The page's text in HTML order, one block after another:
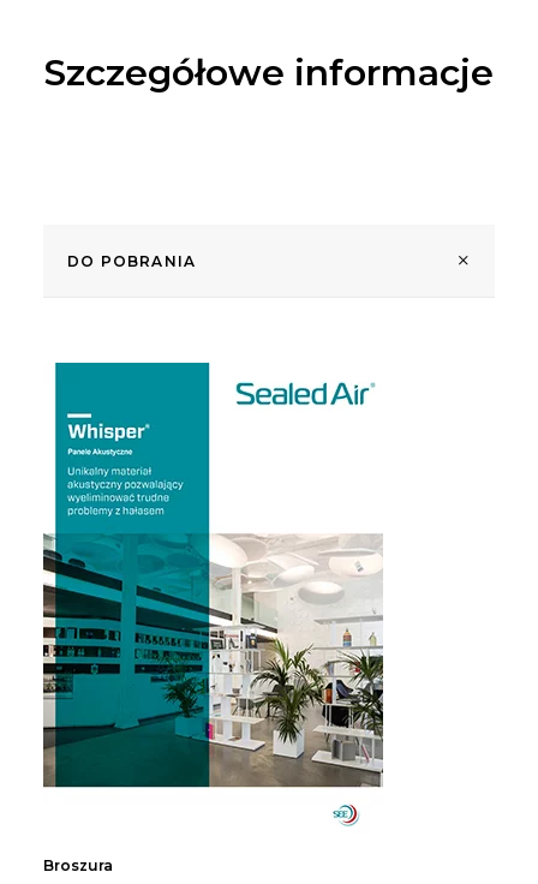
Szczegółowe informacje
DO POBRANIA
Broszura